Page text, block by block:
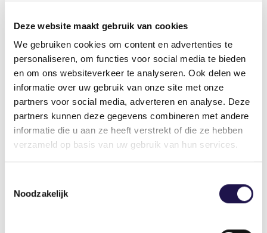
Deze website maakt gebruik van cookies
We gebruiken cookies om content en advertenties te
personaliseren, om functies voor social media te bieden
en om ons websiteverkeer te analyseren. Ook delen we
informatie over uw gebruik van onze site met onze
partners voor social media, adverteren en analyse. Deze
partners kunnen deze gegevens combineren met andere
informatie die u aan ze heeft verstrekt of die ze hebben
verzameld op basis van uw gebruik van hun services.
Noodzakelijk
de werkgever die gegevens niet registreren.
Functionele mogelijkheden en beperkingen die
door de bedrijfsarts zijn gedeeld, mogen wel
worden geregistreerd.
Zowel werkgever als werknemer mogen ook
eerder dan zes weken na de ziekmelding een
bedrijfsarts inschakelen.